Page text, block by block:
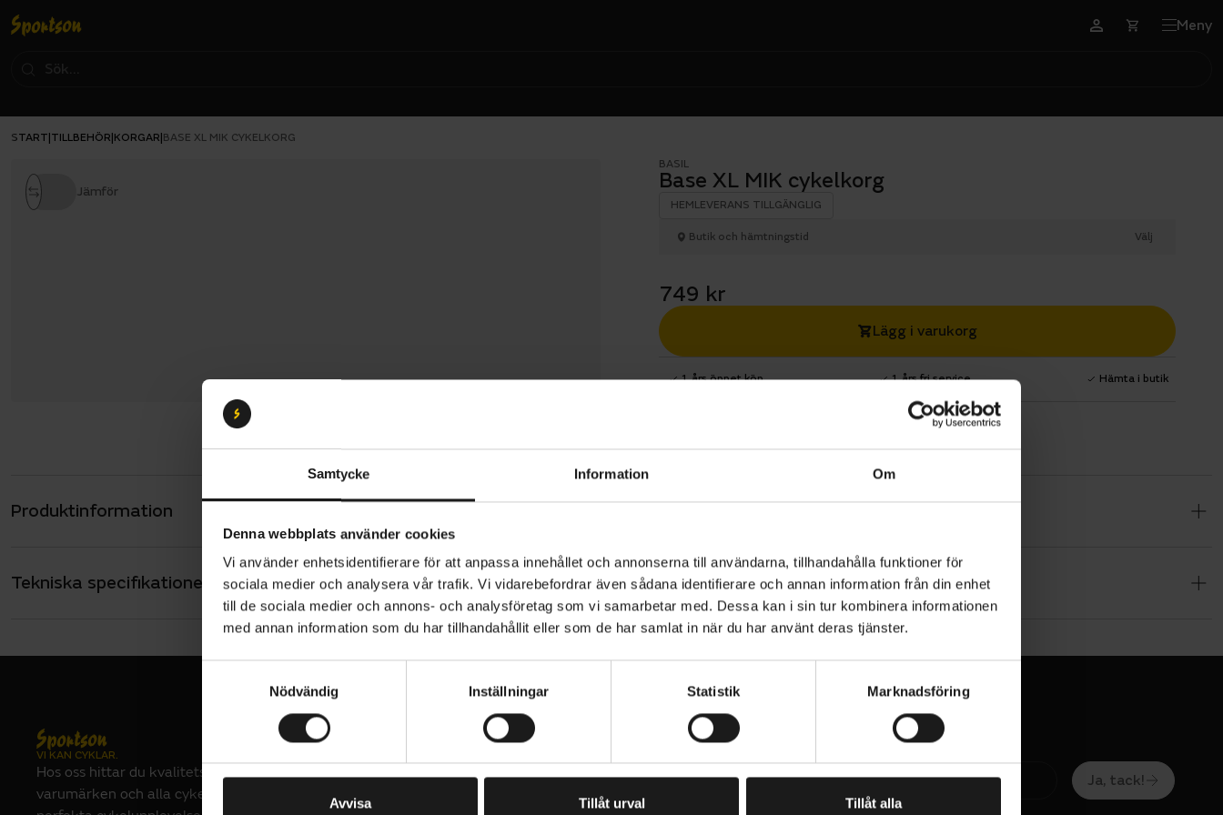
Samtycke Information Om
Denna webbplats använder cookies
Vi använder enhetsidentifierare för att anpassa innehållet och annonserna till användarna, tillhandahålla funktioner för
sociala medier och analysera vår trafik. Vi vidarebefordrar även sådana identifierare och annan information från din enhet
till de sociala medier och annons- och analysföretag som vi samarbetar med. Dessa kan i sin tur kombinera informationen
med annan information som du har tillhandahållit eller som de har samlat in när du har använt deras tjänster.
c
k
Nödvändig Inställningar Statistik Marknadsföring
Avvisa Tillåt urval Tillåt alla
Meny
START TILLBEHÖR KORGAR BASE XL MIK CYKELKORG
Jämför
BASIL
Base XL MIK cykelkorg
HEMLEVERANS TILLGÄNGLIG
Butik och hämtningstid Välj
749 kr
Lägg i varukorg
1 års öppet köp 1 års fri service Hämta i butik
Produktinformation
bakpakethållare med MIK-system. Extra stor med mjukt handtag och skydd
undertill för minskat slitage. Mått: B44 x L23,5 x H17,5.
Tekniska specifikationer Allmänt
FÄSTE
MIK-fäste
KORG - TYP
Bak
VI KAN CYKLAR.
Hos oss hittar du kvalitetscyklar från välkända
varumärken och alla cykeltillbehör du behöver för den
E
M
Ja, tack!